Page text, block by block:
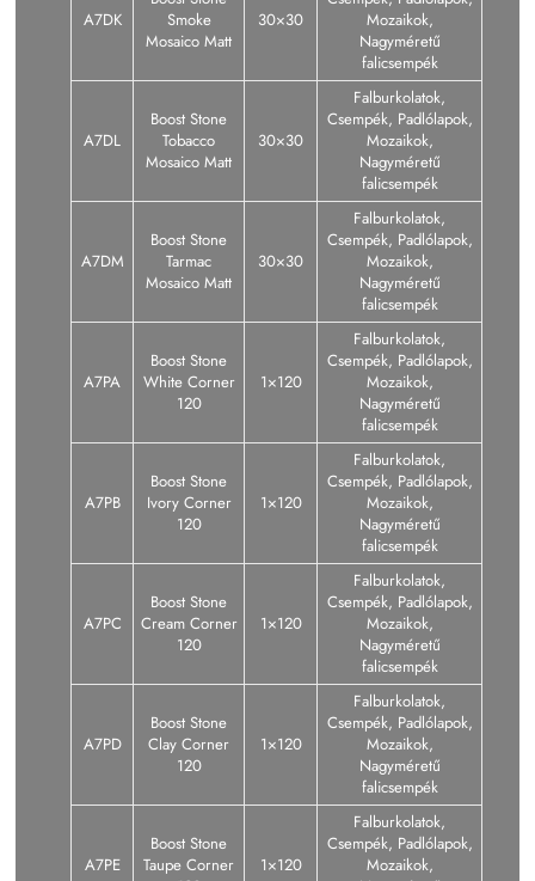
A7DK
Smoke
Mosaico Matt
30×30
Mozaikok,
Nagyméretű
falicsempék
A7DL
Boost Stone
Tobacco
Mosaico Matt
30×30
Falburkolatok,
Csempék, Padlólapok,
Mozaikok,
Nagyméretű
falicsempék
A7DM
Boost Stone
Tarmac
Mosaico Matt
30×30
Falburkolatok,
Csempék, Padlólapok,
Mozaikok,
Nagyméretű
falicsempék
A7PA
Boost Stone
White Corner
120
1×120
Falburkolatok,
Csempék, Padlólapok,
Mozaikok,
Nagyméretű
falicsempék
A7PB
Boost Stone
Ivory Corner
120
1×120
Falburkolatok,
Csempék, Padlólapok,
Mozaikok,
Nagyméretű
falicsempék
A7PC
Boost Stone
Cream Corner
120
1×120
Falburkolatok,
Csempék, Padlólapok,
Mozaikok,
Nagyméretű
falicsempék
A7PD
Boost Stone
Clay Corner
120
1×120
Falburkolatok,
Csempék, Padlólapok,
Mozaikok,
Nagyméretű
falicsempék
A7PE
Boost Stone
Taupe Corner
1×120
Falburkolatok,
Csempék, Padlólapok,
Mozaikok,